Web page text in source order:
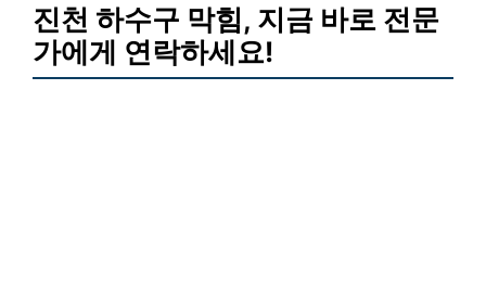
진천 하수구 막힘, 지금 바로 전문
가에게 연락하세요!